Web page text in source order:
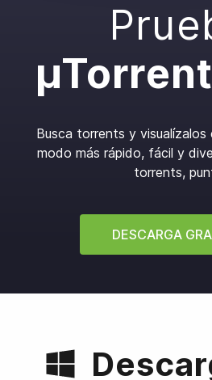
µTorrent
Busca torrents y visualízalos
modo más rápido, fácil y
torrents,
DESCARGA